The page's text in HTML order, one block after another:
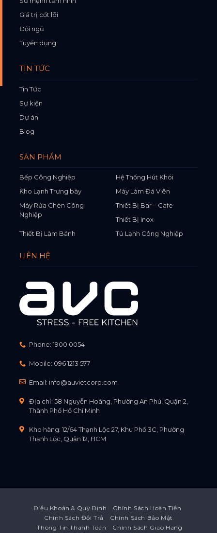
Giá trị cốt lõi
Đội ngũ
Tuyển dụng
TIN TỨC
Tin Tức
Sự kiện
Dự án
Blog
SẢN PHẨM
Bếp Công Nghiệp
Hệ Thống Hút Khói
Kho Lạnh Trưng bày
Máy Làm Đá Viên
Máy Rửa Chén Công
Nghiệp
Thiết Bị Bar – Cafe
Thiết Bị Inox
Thiết Bị Làm Bánh
Tủ Lạnh Công Nghiệp
LIÊN HỆ
Phone: 1900 0054
Mobile: 096 1213 577
Email: info@auvietcorp.com
Địa chỉ: 58 Nguyễn Hoàng, Phường An Phú, Quận 2,
Thành Phố Hồ Chí Minh
Kho hàng: 12/64 Thạnh Lộc 27, Khu Phố 3C, Phường
Thạnh Lộc, Quận 12, HCM
Điều Khoản & Quy Định
Chính Sách Hoàn Tiền
Chính Sách Đổi Trả
Chính Sách Bảo Mật
Thông Tin Thanh Toán
Chính Sách Giao Hàng